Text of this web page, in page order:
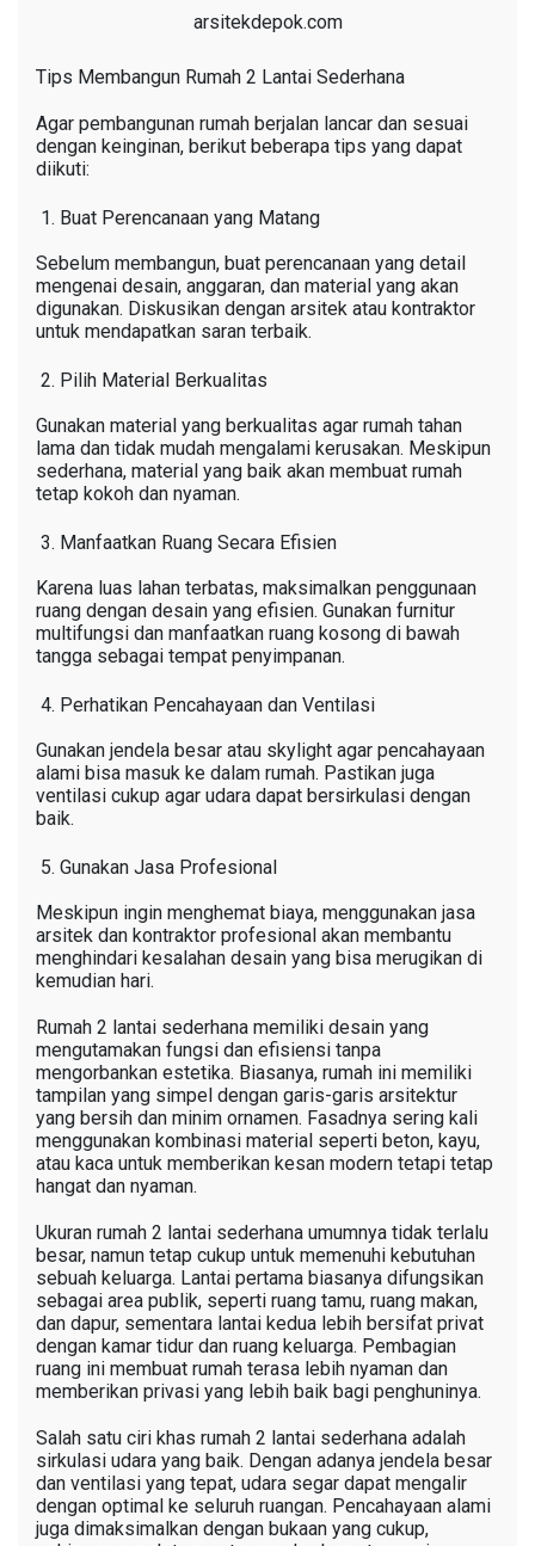
arsitekdepok.com
Tips Membangun Rumah 2 Lantai Sederhana
Agar pembangunan rumah berjalan lancar dan sesuai
dengan keinginan, berikut beberapa tips yang dapat
diikuti:
Buat Perencanaan yang Matang
Sebelum membangun, buat perencanaan yang detail
mengenai desain, anggaran, dan material yang akan
digunakan. Diskusikan dengan arsitek atau kontraktor
untuk mendapatkan saran terbaik.
Pilih Material Berkualitas
Gunakan material yang berkualitas agar rumah tahan
lama dan tidak mudah mengalami kerusakan. Meskipun
sederhana, material yang baik akan membuat rumah
tetap kokoh dan nyaman.
Manfaatkan Ruang Secara Efisien
Karena luas lahan terbatas, maksimalkan penggunaan
ruang dengan desain yang efisien. Gunakan furnitur
multifungsi dan manfaatkan ruang kosong di bawah
tangga sebagai tempat penyimpanan.
Perhatikan Pencahayaan dan Ventilasi
Gunakan jendela besar atau skylight agar pencahayaan
alami bisa masuk ke dalam rumah. Pastikan juga
ventilasi cukup agar udara dapat bersirkulasi dengan
baik.
Gunakan Jasa Profesional
Meskipun ingin menghemat biaya, menggunakan jasa
arsitek dan kontraktor profesional akan membantu
menghindari kesalahan desain yang bisa merugikan di
kemudian hari.
Rumah 2 lantai sederhana memiliki desain yang
mengutamakan fungsi dan efisiensi tanpa
mengorbankan estetika. Biasanya, rumah ini memiliki
tampilan yang simpel dengan garis-garis arsitektur
yang bersih dan minim ornamen. Fasadnya sering kali
menggunakan kombinasi material seperti beton, kayu,
atau kaca untuk memberikan kesan modern tetapi tetap
hangat dan nyaman.
Ukuran rumah 2 lantai sederhana umumnya tidak terlalu
besar, namun tetap cukup untuk memenuhi kebutuhan
sebuah keluarga. Lantai pertama biasanya difungsikan
sebagai area publik, seperti ruang tamu, ruang makan,
dan dapur, sementara lantai kedua lebih bersifat privat
dengan kamar tidur dan ruang keluarga. Pembagian
ruang ini membuat rumah terasa lebih nyaman dan
memberikan privasi yang lebih baik bagi penghuninya.
Salah satu ciri khas rumah 2 lantai sederhana adalah
sirkulasi udara yang baik. Dengan adanya jendela besar
dan ventilasi yang tepat, udara segar dapat mengalir
dengan optimal ke seluruh ruangan. Pencahayaan alami
juga dimaksimalkan dengan bukaan yang cukup,